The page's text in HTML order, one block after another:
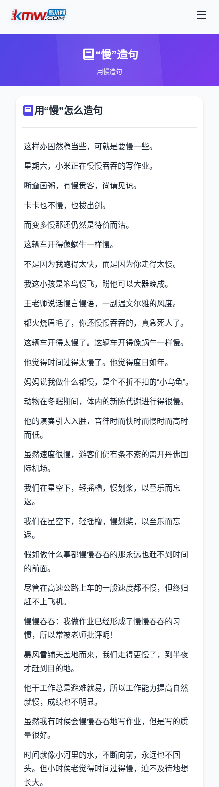
“慢”造句
用慢造句
用“慢”怎么造句
这样办固然稳当些，可就是要慢一些。
星期六，小米正在慢慢吞吞的写作业。
断齑画粥，有慢贵客，尚请见谅。
卡卡也不慢，也拔出剑。
而变多慢那还仍然是待价而沽。
这辆车开得像蜗牛一样慢。
不是因为我跑得太快，而是因为你走得太慢。
我这小孩是笨鸟慢飞，盼他可以大器晚成。
王老师说话慢言慢语，一副温文尔雅的风度。
都火烧眉毛了，你还慢慢吞吞的，真急死人了。
这辆车开得太慢了。这辆车开得像蜗牛一样慢。
他觉得时间过得太慢了。他觉得度日如年。
妈妈说我做什么都慢，是个不折不扣的“小乌龟”。
动物在冬眠期间，体内的新陈代谢进行得很慢。
他的演奏引人入胜，音律时而快时而慢时而高时
而低。
虽然速度很慢，游客们仍有条不紊的离开丹佛国
际机场。
我们在星空下，轻摇櫓，慢划桨，以至乐而忘
返。
我们在星空下，轻摇橹，慢划桨，以至乐而忘
返。
假如做什么事都慢慢吞吞的那永远也赶不到时间
的前面。
尽管在高速公路上车的一般速度都不慢，但终归
赶不上飞机。
慢慢吞吞：我做作业已经形成了慢慢吞吞的习
惯，所以常被老师批评呢！
暴风雪铺天盖地而来，我们走得更慢了，到半夜
才赶到目的地。
他干工作总是避难就易，所以工作能力提高自然
就慢，成绩也不明显。
虽然我有时候会慢慢吞吞地写作业，但是写的质
量很好。
时间就像小河里的水，不断向前，永远也不回
头。但小时侯老觉得时间过得慢，迫不及待地想
长大。